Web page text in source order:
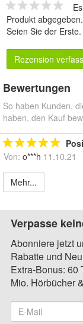
Produkt abgegeben.
Seien Sie der Erste.
Rezension
Bewertungen
So haben Kunden,
haben, den Kauf
Von: o***h 11.10.21
Mehr...
Verpasse
Abonniere jetzt
Rabatte und
Extra-Bonus: 60
Mio. Hörbücher